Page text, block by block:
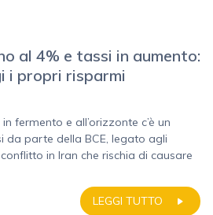
al 4% e tassi in aumento:
i propri risparmi
fermento e all’orizzonte c’è un
da parte della BCE, legato agli
in Iran che rischia di causare
LEGGI TUTTO